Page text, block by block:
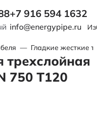
+7 916 594 1632
info@energypipe.ru
— Гладкие жесткие
трехслойная
750 Т120